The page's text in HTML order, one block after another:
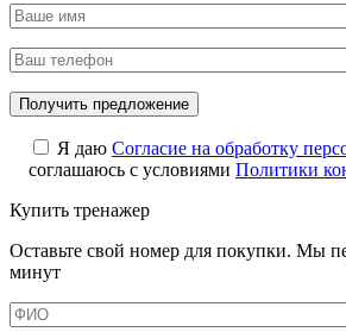
Я даю Cогласие на обработку
соглашаюсь с условиями Политики
Купить тренажер
Оставьте свой номер для покупки. Мы
минут